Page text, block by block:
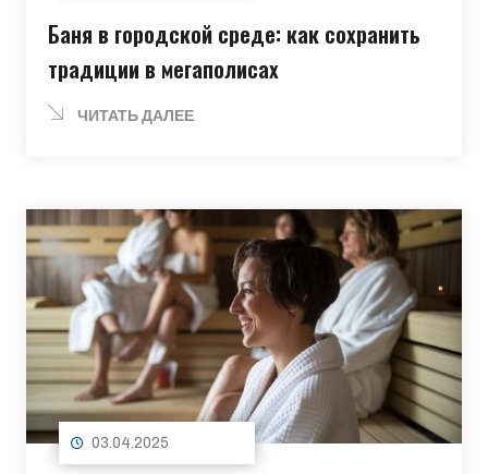
Баня в городской среде: как сохранить
традиции в мегаполисах
ЧИТАТЬ ДАЛЕЕ
03.04.2025